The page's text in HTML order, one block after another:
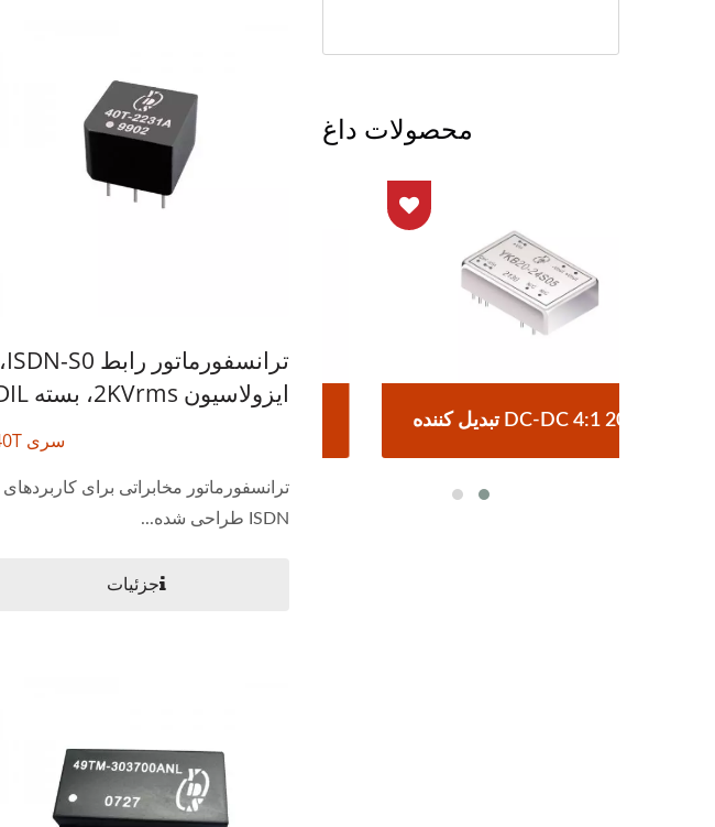
ترانسفورماتور رابط ISDN-S0،
ایزولاسیون 2KVrms، بسته DIL
سری 40T
ترانسفورماتور مخابراتی برای کاربردهای
ISDN طراحی شده...
جزئیات
محصولات داغ
تبدیل کننده DC-DC 4:1 20W